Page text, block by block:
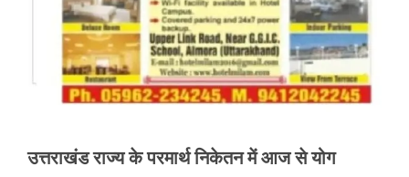
उत्तराखंड राज्य के परमार्थ निकेतन में आज से योग